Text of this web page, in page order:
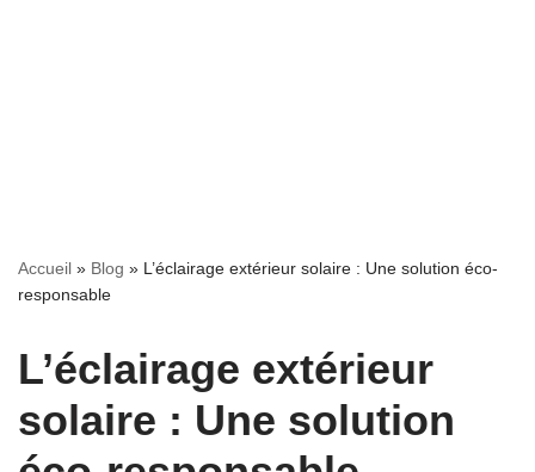
Accueil » Blog » L’éclairage extérieur solaire : Une solution éco-
responsable
L’éclairage extérieur
solaire : Une solution